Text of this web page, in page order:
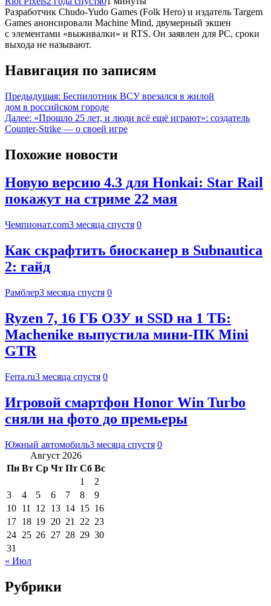
Разработчик Chudo-Yudo Games (Folk Hero) и издатель Targem
Games анонсировали Machine Mind, двумерный экшен
с элементами «выживалки» и RTS. Он заявлен для PC, сроки
выхода не называют.
Навигация по записям
Предыдущая: Беспилотник ВСУ врезался в жилой
дом в российском городе
Далее: «Прошло 25 лет, и люди всё ещё играют»: создатель
Counter-Strike — о своей игре
Похожие новости
Новую версию 4.3 для Honkai: Star Rail
покажут на стриме 22 мая
Чемпионат.com3 месяца спустя 0
Как скрафтить биосканер в Subnautica
2: гайд
Рамблер3 месяца спустя 0
Ryzen 7, 16 ГБ ОЗУ и SSD на 1 ТБ:
Machenike выпустила мини-ПК Mini
GTR
Ferra.ru3 месяца спустя 0
Игровой смартфон Honor Win Turbo
сняли на фото до премьеры
Южный автомобиль3 месяца спустя 0
Август 2026
Пн Вт Ср Чт Пт Сб Вс
1
2
3
4 5 6 7 8
9
10 11 12 13 14 15 16
17 18 19 20 21 22 23
24 25 26 27 28 29 30
31
« Июл
Рубрики